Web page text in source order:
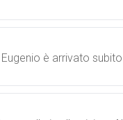
è arrivato